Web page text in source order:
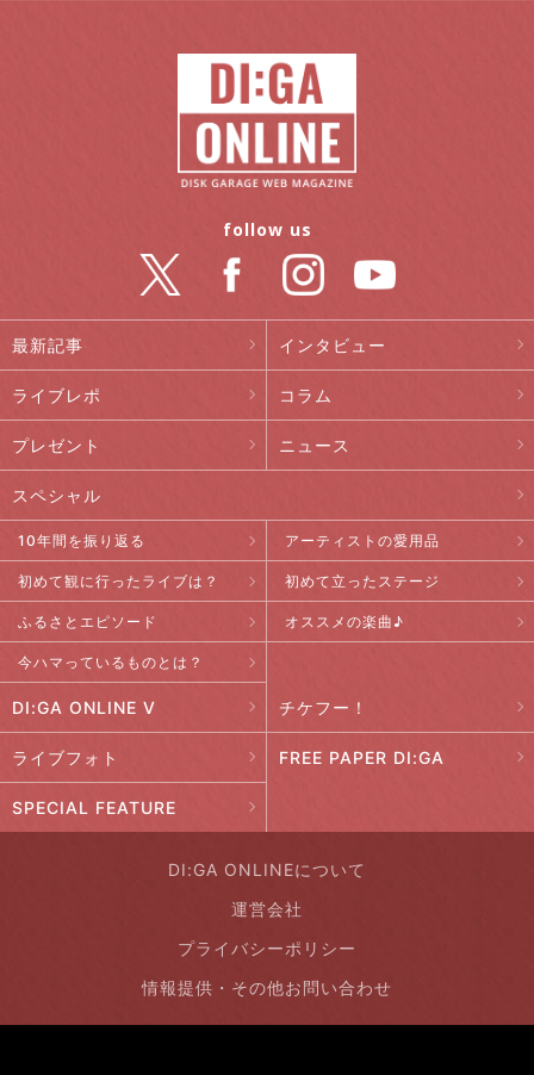
最新記事 インタビュー
ライブレポ コラム
プレゼント ニュース
スペシャル
10年間を振り返る アーティストの愛用品
初めて観に行ったライブは？ 初めて立ったステージ
ふるさとエピソード オススメの楽曲♪
今ハマっているものとは？
DI:GA ONLINE V チケフー！
ライブフォト FREE PAPER DI:GA
SPECIAL FEATURE
follow us
DI:GA ONLINEについて
運営会社
プライバシーポリシー
情報提供・その他お問い合わせ